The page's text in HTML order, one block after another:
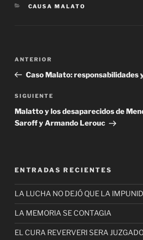
CATEGORÍAS
CAUSA MALATO
entradas
Entrada
anterior
ANTERIOR
Caso Malato: responsabilidades
Siguiente
entrada
SIGUIENTE
Malatto y los desaparecidos de
Saroff y Armando Lerouc
ENTRADAS RECIENTES
LA LUCHA NO DEJÓ QUE LA
LA MEMORIA SE CONTAGIA
EL CURA REVERVERI SERA